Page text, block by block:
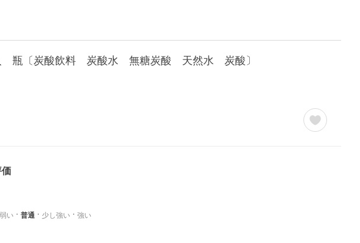
入 瓶〔炭酸飲料 炭酸水 無糖炭酸 天然水 炭酸〕
価
い 普通 少し強い 強い